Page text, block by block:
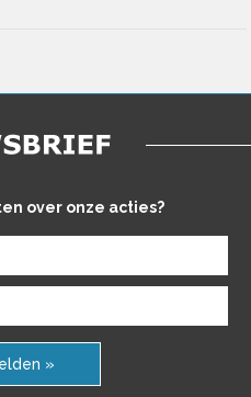
over onze acties?
»